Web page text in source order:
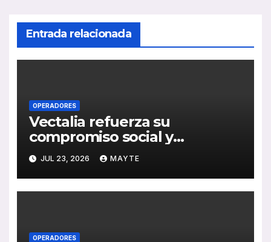
Entrada relacionada
OPERADORES
Vectalia refuerza su
compromiso social y
medioambiental con la
publicación de su Memoria de
RSC 2025
JUL 23, 2026 MAYTE
OPERADORES